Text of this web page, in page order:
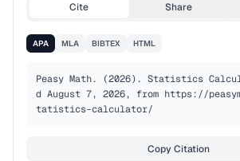
Cite Share
APA MLA BIBTEX HTML
Peasy Math. (2026). Statistics
d August 7, 2026, from https://
tatistics-calculator/
Copy Citation